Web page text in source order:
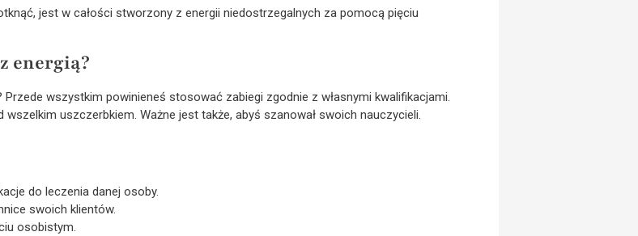
jest w całości stworzony z energii niedostrzegalnych za pomocą pięciu
energią?
wszystkim powinieneś stosować zabiegi zgodnie z własnymi kwalifikacjami.
uszczerbkiem. Ważne jest także, abyś szanował swoich nauczycieli.
do leczenia danej osoby.
swoich klientów.
osobistym.